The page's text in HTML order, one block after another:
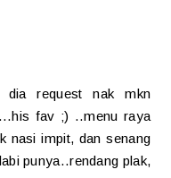
request nak mkn
fav ;) ..menu raya
nasi impit, dan senang
punya..rendang plak,